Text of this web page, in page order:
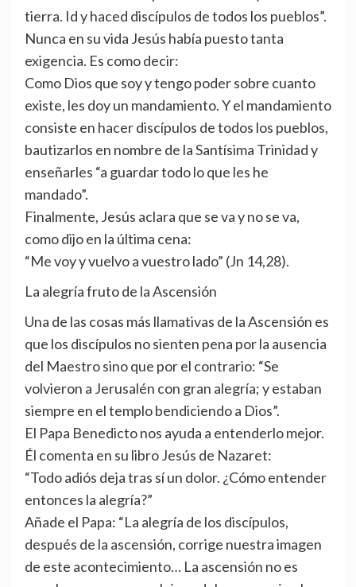
tierra. Id y haced discípulos de todos los pueblos”.
Nunca en su vida Jesús había puesto tanta
exigencia. Es como decir:
Como Dios que soy y tengo poder sobre cuanto
existe, les doy un mandamiento. Y el mandamiento
consiste en hacer discípulos de todos los pueblos,
bautizarlos en nombre de la Santísima Trinidad y
enseñarles “a guardar todo lo que les he
mandado”.
Finalmente, Jesús aclara que se va y no se va,
como dijo en la última cena:
“Me voy y vuelvo a vuestro lado” (Jn 14,28).
La alegría fruto de la Ascensión
Una de las cosas más llamativas de la Ascensión es
que los discípulos no sienten pena por la ausencia
del Maestro sino que por el contrario: “Se
volvieron a Jerusalén con gran alegría; y estaban
siempre en el templo bendiciendo a Dios”.
El Papa Benedicto nos ayuda a entenderlo mejor.
Él comenta en su libro Jesús de Nazaret:
“Todo adiós deja tras sí un dolor. ¿Cómo entender
entonces la alegría?”
Añade el Papa: “La alegría de los discípulos,
después de la ascensión, corrige nuestra imagen
de este acontecimiento… La ascensión no es